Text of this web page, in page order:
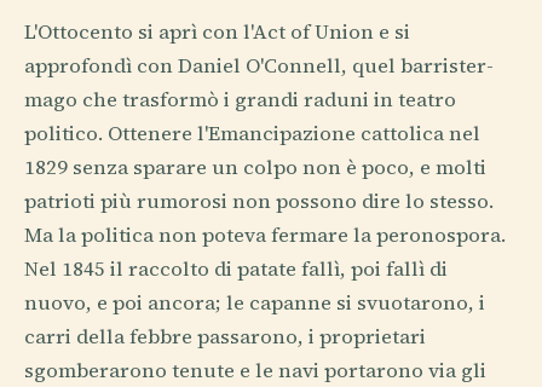
L'Ottocento si aprì con l'Act of Union e si
approfondì con Daniel O'Connell, quel barrister-
mago che trasformò i grandi raduni in teatro
politico. Ottenere l'Emancipazione cattolica nel
1829 senza sparare un colpo non è poco, e molti
patrioti più rumorosi non possono dire lo stesso.
Ma la politica non poteva fermare la peronospora.
Nel 1845 il raccolto di patate fallì, poi fallì di
nuovo, e poi ancora; le capanne si svuotarono, i
carri della febbre passarono, i proprietari
sgomberarono tenute e le navi portarono via gli